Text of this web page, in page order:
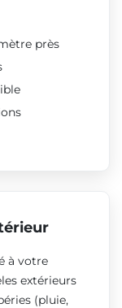
près
à votre
extérieurs
(pluie,